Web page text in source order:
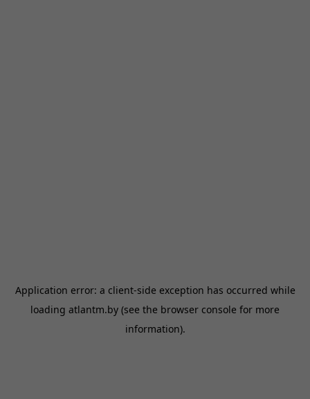
Application error: a client-side exception has occurred while
loading atlantm.by (see the browser console for more
information).